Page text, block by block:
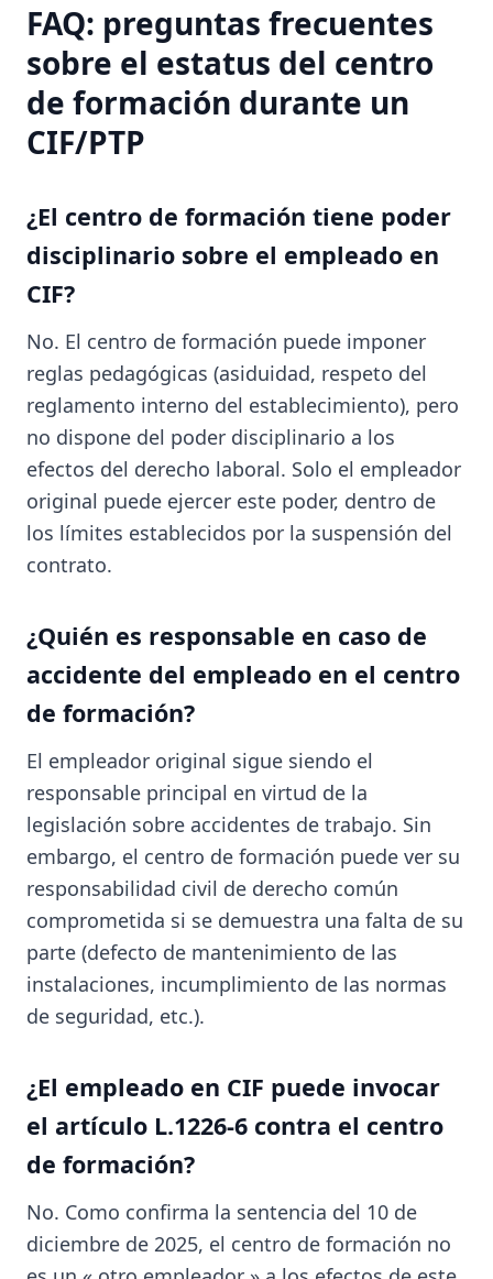
FAQ: preguntas frecuentes
sobre el estatus del centro
de formación durante un
CIF/PTP
¿El centro de formación tiene poder
disciplinario sobre el empleado en
CIF?
No. El centro de formación puede imponer
reglas pedagógicas (asiduidad, respeto del
reglamento interno del establecimiento), pero
no dispone del poder disciplinario a los
efectos del derecho laboral. Solo el empleador
original puede ejercer este poder, dentro de
los límites establecidos por la suspensión del
contrato.
¿Quién es responsable en caso de
accidente del empleado en el centro
de formación?
El empleador original sigue siendo el
responsable principal en virtud de la
legislación sobre accidentes de trabajo. Sin
embargo, el centro de formación puede ver su
responsabilidad civil de derecho común
comprometida si se demuestra una falta de su
parte (defecto de mantenimiento de las
instalaciones, incumplimiento de las normas
de seguridad, etc.).
¿El empleado en CIF puede invocar
el artículo L.1226-6 contra el centro
de formación?
No. Como confirma la sentencia del 10 de
diciembre de 2025, el centro de formación no